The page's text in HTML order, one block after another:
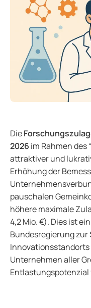
Die
2026 im Rahmen des
attraktiver und
Erhöhung der
pauschalen
höhere maximale
4,2 Mio. €). Dies ist
Bundesregierung zur
Unternehmen aller